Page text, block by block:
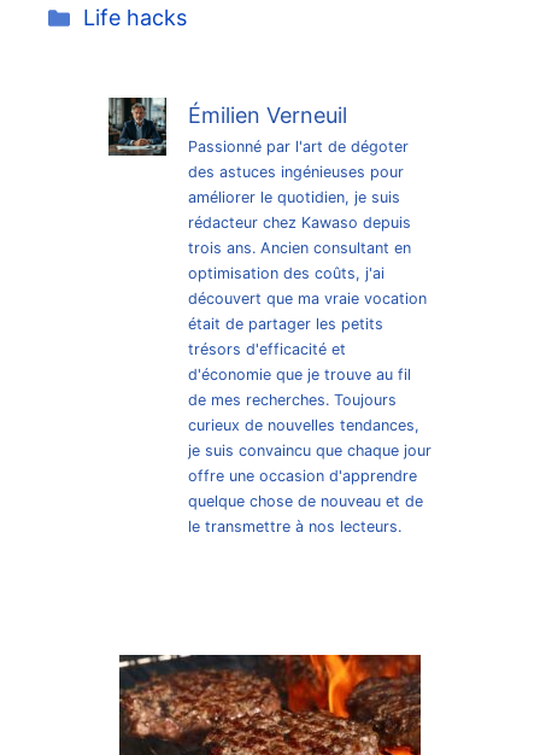
Catégories
Life hacks
Émilien Verneuil
Passionné par l'art de dégoter
des astuces ingénieuses pour
améliorer le quotidien, je suis
rédacteur chez Kawaso depuis
trois ans. Ancien consultant en
optimisation des coûts, j'ai
découvert que ma vraie vocation
était de partager les petits
trésors d'efficacité et
d'économie que je trouve au fil
de mes recherches. Toujours
curieux de nouvelles tendances,
je suis convaincu que chaque jour
offre une occasion d'apprendre
quelque chose de nouveau et de
le transmettre à nos lecteurs.